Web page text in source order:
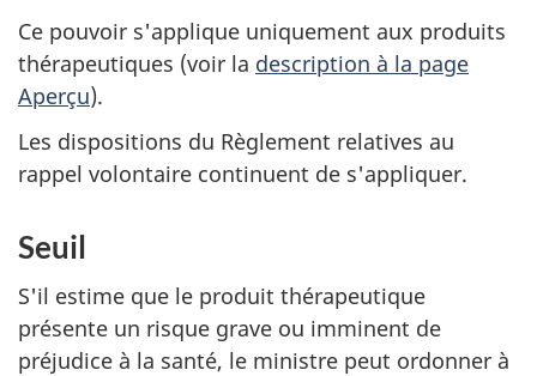
Ce pouvoir s'applique uniquement aux produits
thérapeutiques (voir la description à la page
Aperçu).
Les dispositions du Règlement relatives au
rappel volontaire continuent de s'appliquer.
Seuil
S'il estime que le produit thérapeutique
présente un risque grave ou imminent de
préjudice à la santé, le ministre peut ordonner à